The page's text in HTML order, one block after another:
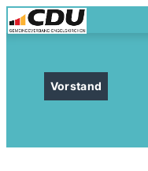
Vorstand